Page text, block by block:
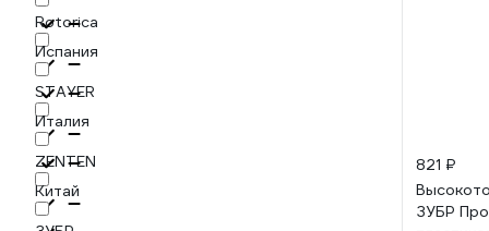
Rotorica
STAYER
ZENTEN
Испания
Италия
Китай
821 ₽
ЗУБР